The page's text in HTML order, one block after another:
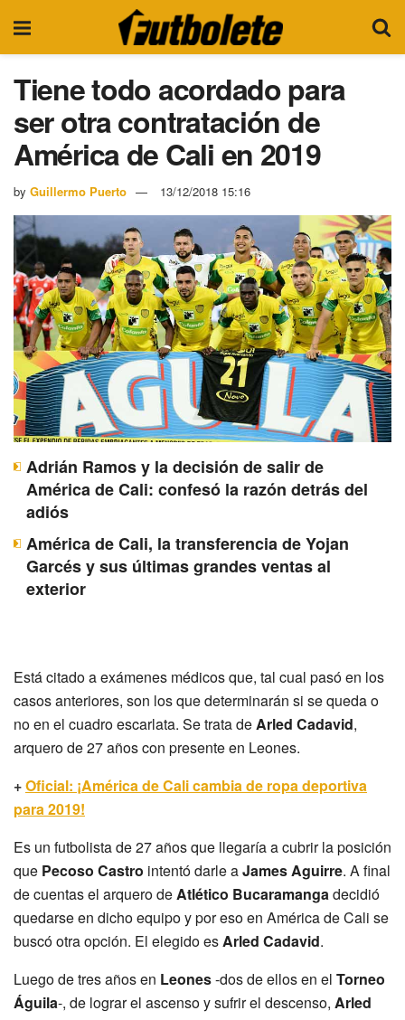
Tiene todo acordado para
ser otra contratación de
América de Cali en 2019
by Guillermo Puerto 13/12/2018 15:16
Adrián Ramos y la decisión de salir de
América de Cali: confesó la razón detrás del
adiós
América de Cali, la transferencia de Yojan
Garcés y sus últimas grandes ventas al
exterior
Está citado a exámenes médicos que, tal cual pasó en los
casos anteriores, son los que determinarán si se queda o
no en el cuadro escarlata. Se trata de Arled Cadavid,
arquero de 27 años con presente en Leones.
+Oficial: ¡América de Cali cambia de ropa deportiva
para 2019!
Es un futbolista de 27 años que llegaría a cubrir la posición
que Pecoso Castro intentó darle aJames Aguirre. A final
de cuentas el arquero de Atlético Bucaramanga decidió
quedarse en dicho equipo y por eso en América de Cali se
buscó otra opción. El elegido es Arled Cadavid.
Luego de tres años en Leones-dos de ellos en el Torneo
Águila-, de lograr el ascenso y sufrir el descenso, Arled